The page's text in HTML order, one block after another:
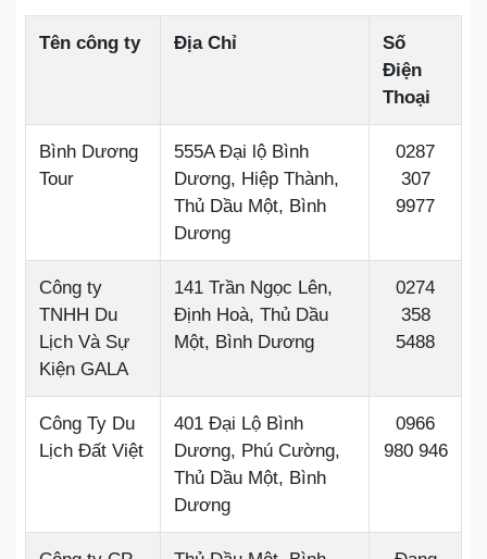
Tên công ty Địa Chỉ
Số
Điện
Thoại
Bình Dương
Tour
555A Đại lộ Bình
Dương, Hiệp Thành,
Thủ Dầu Một, Bình
Dương
0287
307
9977
Công ty
TNHH Du
Lịch Và Sự
Kiện GALA
141 Trần Ngọc Lên,
Định Hoà, Thủ Dầu
Một, Bình Dương
0274
358
5488
Công Ty Du
Lịch Đất Việt
401 Đại Lộ Bình
Dương, Phú Cường,
Thủ Dầu Một, Bình
Dương
0966
980 946